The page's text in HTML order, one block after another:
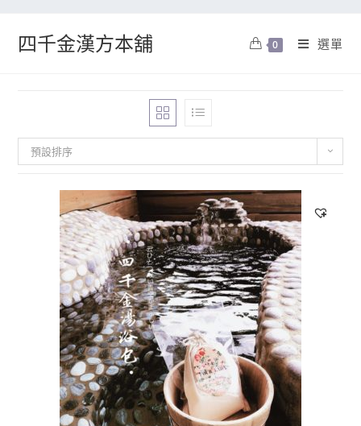
四千金漢方本舖 0 選單
預設排序